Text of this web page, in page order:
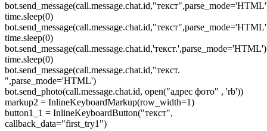
time.sleep(0)
time.sleep(0)
bot.send_message(call.message.chat.id,'текст.',parse_mode='HTML')
time.sleep(0)
bot.send_message(call.message.chat.id,"текст.
",parse_mode='HTML')
bot.send_photo(call.message.chat.id, open("адрес фото" , 'rb'))
markup2 = InlineKeyboardMarkup(row_width=1)
button1_1 = InlineKeyboardButton("текст",
callback_data="first_try1")